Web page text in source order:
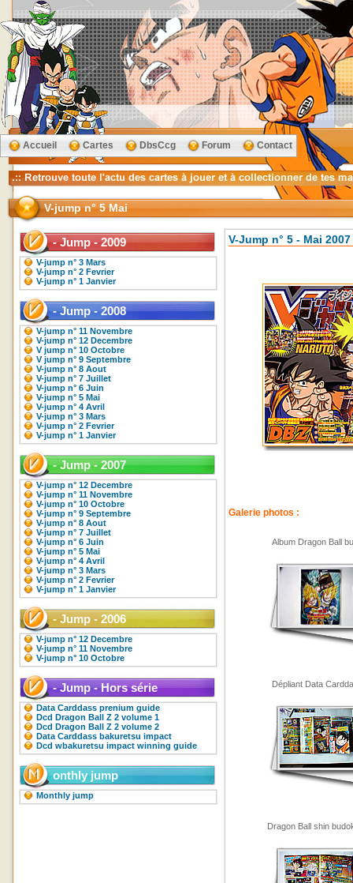
Accueil Cartes DbsCcg Forum Contact
V-jump n° 5 Mai
- Jump - 2009
V-jump n° 3 Mars
V-jump n° 2 Fevrier
V-jump n° 1 Janvier
- Jump - 2008
V-jump n° 11 Novembre
V-jump n° 12 Decembre
V jump n° 10 Octobre
V jump n° 9 Septembre
V-jump n° 8 Aout
V-jump n° 7 Juillet
V-jump n° 6 Juin
V-jump n° 5 Mai
V-jump n° 4 Avril
V-jump n° 3 Mars
V-jump n° 2 Fevrier
V-jump n° 1 Janvier
- Jump - 2007
V-jump n° 12 Decembre
V-jump n° 11 Novembre
V-jump n° 10 Octobre
V-jump n° 9 Septembre
V-jump n° 8 Aout
V-jump n° 7 Juillet
V-jump n° 6 Juin
V-jump n° 5 Mai
V-jump n° 4 Avril
V-jump n° 3 Mars
V-jump n° 2 Fevrier
V-jump n° 1 Janvier
- Jump - 2006
V-jump n° 12 Decembre
V-jump n° 11 Novembre
V-jump n° 10 Octobre
- Jump - Hors série
Data Carddass prenium guide
Dcd Dragon Ball Z 2 volume 1
Dcd Dragon Ball Z 2 volume 2
Data Carddass bakuretsu impact
Dcd wbakuretsu impact winning guide
onthly jump
Monthly jump
V-Jump n° 5 - Mai 2007
Galerie photos :
Album Dragon Ball
Dépliant Data
Dragon Ball shin